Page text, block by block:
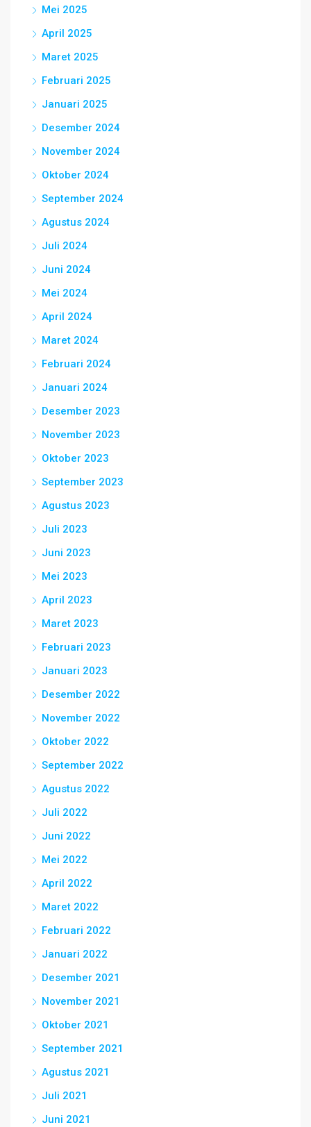
Mei 2025
April 2025
Maret 2025
Februari 2025
Januari 2025
Desember 2024
November 2024
Oktober 2024
September 2024
Agustus 2024
Juli 2024
Juni 2024
Mei 2024
April 2024
Maret 2024
Februari 2024
Januari 2024
Desember 2023
November 2023
Oktober 2023
September 2023
Agustus 2023
Juli 2023
Juni 2023
Mei 2023
April 2023
Maret 2023
Februari 2023
Januari 2023
Desember 2022
November 2022
Oktober 2022
September 2022
Agustus 2022
Juli 2022
Juni 2022
Mei 2022
April 2022
Maret 2022
Februari 2022
Januari 2022
Desember 2021
November 2021
Oktober 2021
September 2021
Agustus 2021
Juli 2021
Juni 2021